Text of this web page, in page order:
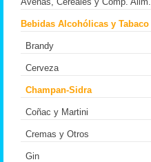
Bebidas Alcohólicas y Tabaco
Brandy
Cerveza
Champan-Sidra
Coñac y Martini
Cremas y Otros
Gin